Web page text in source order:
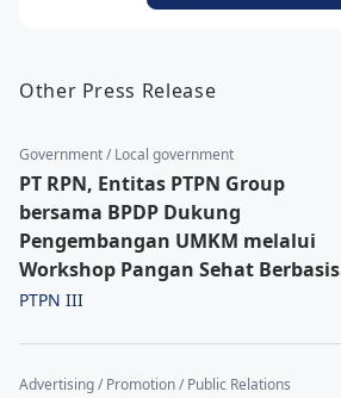
Other Press Release
Government / Local government
PT RPN, Entitas PTPN Group
bersama BPDP Dukung
Pengembangan UMKM melalui
Workshop Pangan Sehat Berbasis
Minyak Sawit
PTPN III
Advertising / Promotion / Public Relations